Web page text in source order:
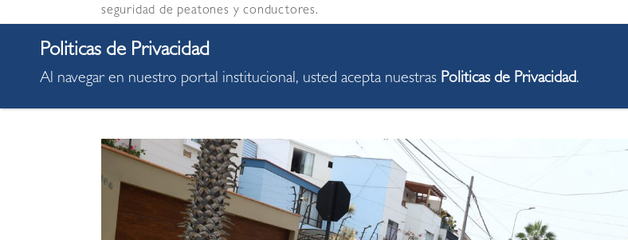
seguridad de peatones y conductores.
La zona 12 de Miraflores incluye las calles colindantes con las avenidas Alfredo Benavides y
Freyre Santander, Miguel Aljovín, Ignacio La Puente, Amelio Placencia, Ciro Alegría, Francisco
Al navegar en nuestro portal institucional, usted acepta nuestras Politicas de Privacidad.